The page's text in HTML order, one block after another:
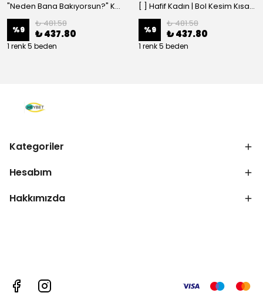
"Neden Bana Bakıyorsun?" Komik Kedi Grafik Tişört - Dijital Baskılı Siyah Bol - Siyah
%9
₺ 481.58
₺ 437.80
1 renk 5 beden
[ ] Hafif Kadın | Bol Kesim Kısa Kollu Yuvarlak Yaka Eğlenceli Karikatür Ayı ve - Siyah
%9
₺ 481.58
₺ 437.80
1 renk 5 beden
Kategoriler
Hesabım
Hakkımızda